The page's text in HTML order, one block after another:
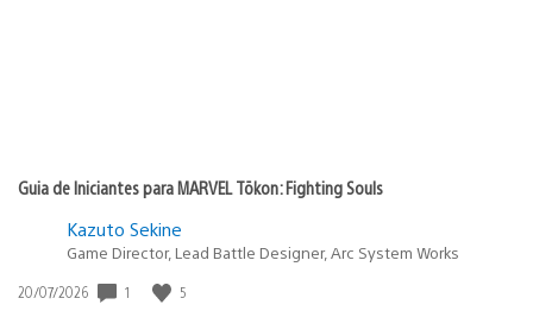
Guia de Iniciantes para MARVEL Tōkon: Fighting Souls
Kazuto Sekine
Game Director, Lead Battle Designer, Arc System Works
Data
20/07/2026 1 5